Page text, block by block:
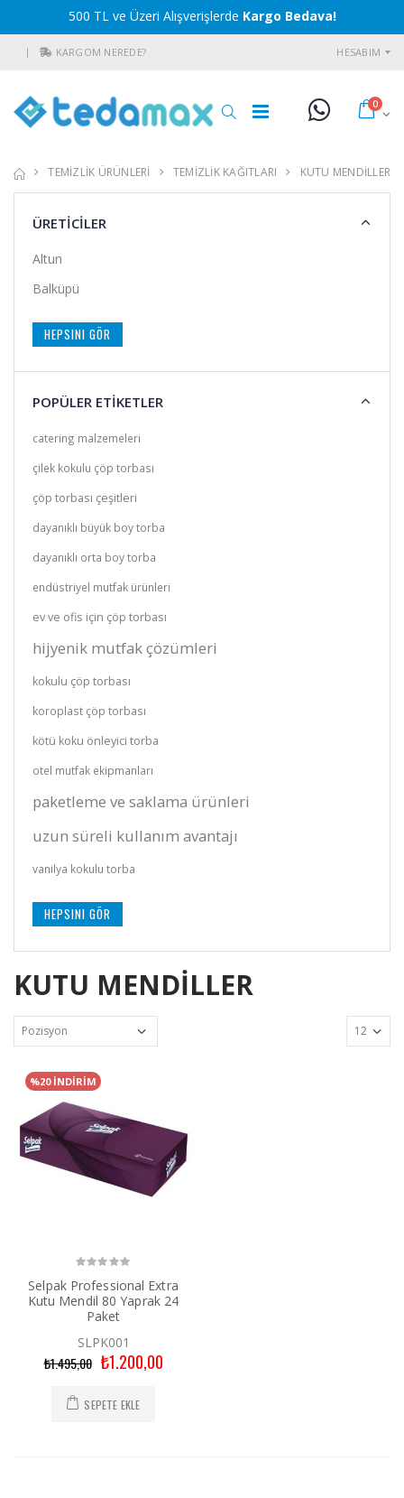
500 TL ve Üzeri Alışverişlerde Kargo Bedava!
KARGOM NEREDE? HESABIM
0
TEMİZLİK ÜRÜNLERİ TEMİZLİK KAĞITLARI KUTU MENDİLLER
KUTU MENDİLLER
%20 İNDİRİM
Selpak Professional Extra
Kutu Mendil 80 Yaprak 24
Paket
SLPK001
₺1.495,00 ₺1.200,00
SEPETE EKLE
ÜRETİCİLER
Altun
Balküpü
HEPSINI GÖR
POPÜLER ETİKETLER
catering malzemeleri
çilek kokulu çöp torbası
çöp torbası çeşitleri
dayanıklı büyük boy torba
dayanıklı orta boy torba
endüstriyel mutfak ürünleri
ev ve ofis için çöp torbası
hijyenik mutfak çözümleri
kokulu çöp torbası
koroplast çöp torbası
kötü koku önleyici torba
otel mutfak ekipmanları
paketleme ve saklama ürünleri
uzun süreli kullanım avantajı
vanilya kokulu torba
HEPSINI GÖR